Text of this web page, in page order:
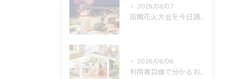
2026/08/07
函館花火大会を今日調べる前に見る開催日と順延
2026/08/06
利用者目線で分かるおうち工房たぐちの安心感